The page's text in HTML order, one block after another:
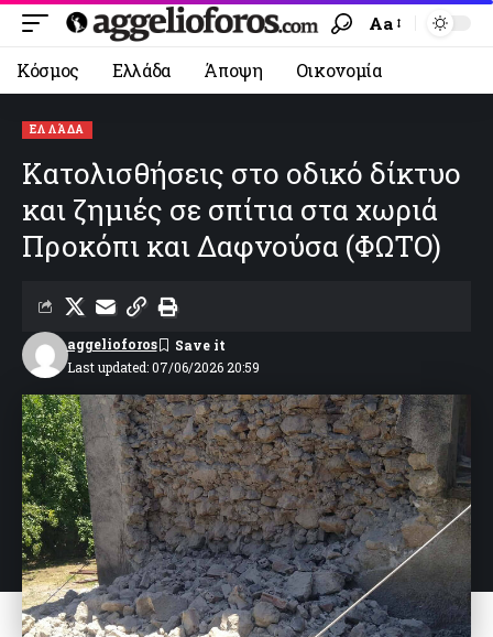
Aa
Κόσμος Ελλάδα Άποψη Οικονομία
ΕΛΛΆΔΑ
Κατολισθήσεις στο οδικό δίκτυο
και ζημιές σε σπίτια στα χωριά
Προκόπι και Δαφνούσα (ΦΩΤΟ)
Last updated: 07/06/2026 20:59
aggelioforos